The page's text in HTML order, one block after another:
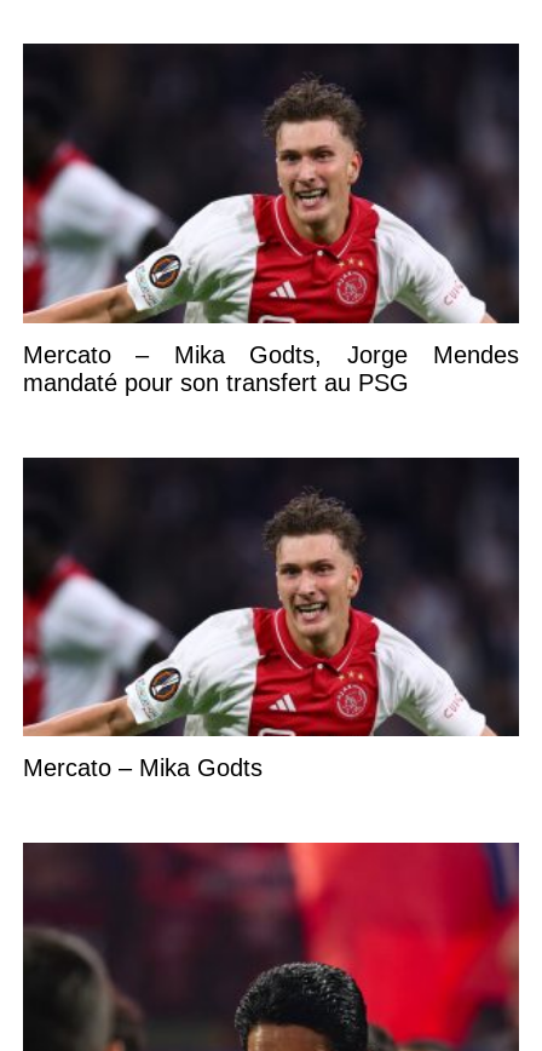
Mercato – Mika Godts, Jorge Mendes
mandaté pour son transfert au PSG
Mercato – Mika Godts